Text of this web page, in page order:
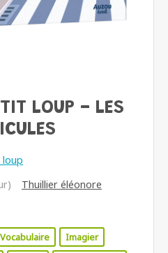
LOUP - LES
Thuillier éléonore
Vocabulaire
Imagier